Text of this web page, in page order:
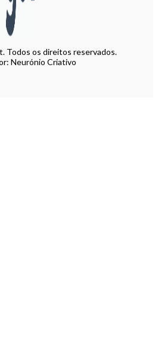
Todos os direitos reservados.
Neurónio Criativo